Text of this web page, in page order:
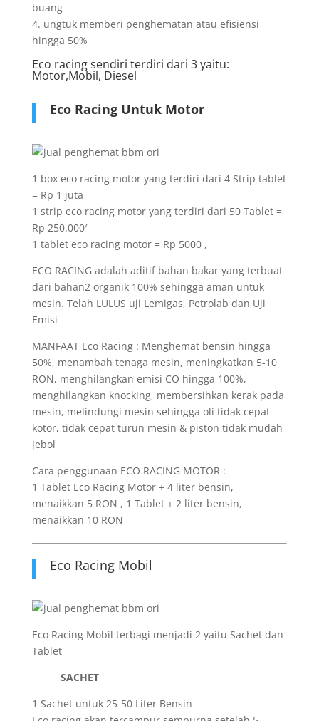
buang
4. ungtuk memberi penghematan atau efisiensi
hingga 50%
Eco racing sendiri terdiri dari 3 yaitu:
Motor,Mobil, Diesel
Eco Racing Untuk Motor
1 box eco racing motor yang terdiri dari 4 Strip tablet
= Rp 1 juta
1 strip eco racing motor yang terdiri dari 50 Tablet =
Rp 250.000′
1 tablet eco racing motor = Rp 5000 ,
ECO RACING adalah aditif bahan bakar yang terbuat
dari bahan2 organik 100% sehingga aman untuk
mesin. Telah LULUS uji Lemigas, Petrolab dan Uji
Emisi
MANFAAT Eco Racing : Menghemat bensin hingga
50%, menambah tenaga mesin, meningkatkan 5-10
RON, menghilangkan emisi CO hingga 100%,
menghilangkan knocking, membersihkan kerak pada
mesin, melindungi mesin sehingga oli tidak cepat
kotor, tidak cepat turun mesin & piston tidak mudah
jebol
Cara penggunaan ECO RACING MOTOR :
1 Tablet Eco Racing Motor + 4 liter bensin,
menaikkan 5 RON , 1 Tablet + 2 liter bensin,
menaikkan 10 RON
Eco Racing Mobil
Eco Racing Mobil terbagi menjadi 2 yaitu Sachet dan
Tablet
SACHET
1 Sachet untuk 25-50 Liter Bensin